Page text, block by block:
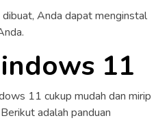
Anda dapat menginstal
11
11 cukup mudah dan mirip
adalah panduan